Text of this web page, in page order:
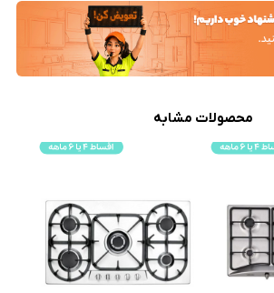
محصولات مشابه